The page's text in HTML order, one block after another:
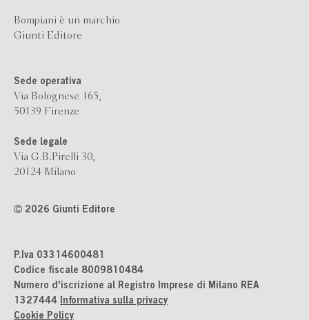
Bompiani è un marchio
Giunti Editore
Sede operativa
Via Bolognese 165,
50139 Firenze
Sede legale
Via G.B.Pirelli 30,
20124 Milano
2026 Giunti Editore
P.Iva 03314600481
Codice fiscale 8009810484
Numero d'iscrizione al Registro Imprese di Milano REA
1327444 Informativa sulla privacy
Cookie Policy